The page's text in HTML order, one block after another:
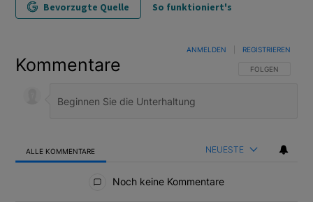
Bevorzugte Quelle So funktioniert's
Kommentare FOLGE DIESER
FOLGEN
ANMELDEN REGISTRIEREN
ALLE KOMMENTARE NEUESTE
Noch keine Kommentare